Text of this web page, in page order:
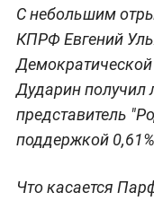
С небольшим
КПРФ Евгений
Дударин получил
представитель
поддержкой
Что касается